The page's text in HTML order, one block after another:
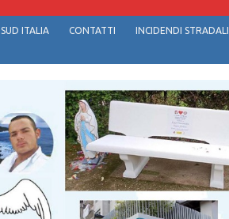
SUD ITALIA CONTATTI INCIDENDI STRADALI